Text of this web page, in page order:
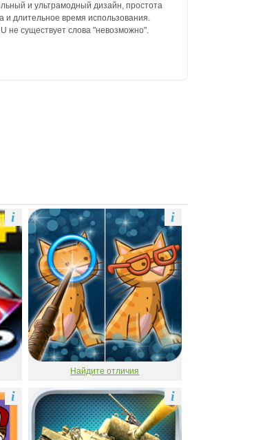
и ультрамодный дизайн, простота
и длительное время использования.
не существует слова "невозможно".
i
Найдите отличия
i
i i